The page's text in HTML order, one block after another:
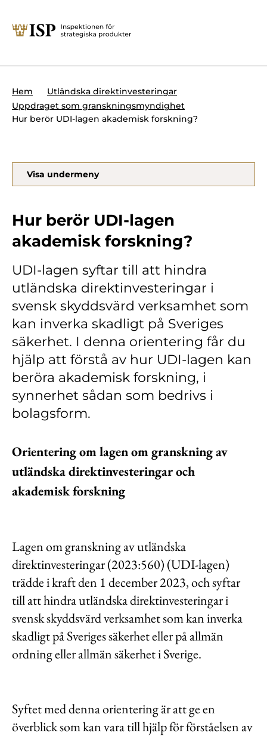
Söktips:
Presskontakt
Forskningssäkerhet
Krigsmateriel
Produkter med dubbla
Internationella sanktioner
Kontakt
Lediga jobb
Kundwebben
In English
Hem
Utländska direktinvesteringar
Uppdraget som granskningsmyndighet
Hur berör UDI-lagen akademisk forskning?
Visa undermeny
Hur berör UDI-lagen
akademisk forskning?
UDI-lagen syftar till att hindra
utländska direktinvesteringar i
svensk skyddsvärd verksamhet som
kan inverka skadligt på Sveriges
säkerhet. I denna orientering får du
hjälp att förstå av hur UDI-lagen kan
beröra akademisk forskning, i
synnerhet sådan som bedrivs i
bolagsform.
Orientering om lagen om granskning av
utländska direktinvesteringar och
akademisk forskning
Lagen om granskning av utländska
direktinvesteringar (2023:560) (UDI-lagen)
trädde i kraft den 1 december 2023, och syftar
till att hindra utländska direktinvesteringar i
svensk skyddsvärd verksamhet som kan inverka
skadligt på Sveriges säkerhet eller på allmän
ordning eller allmän säkerhet i Sverige.
Syftet med denna orientering är att ge en
överblick som kan vara till hjälp för förståelsen av